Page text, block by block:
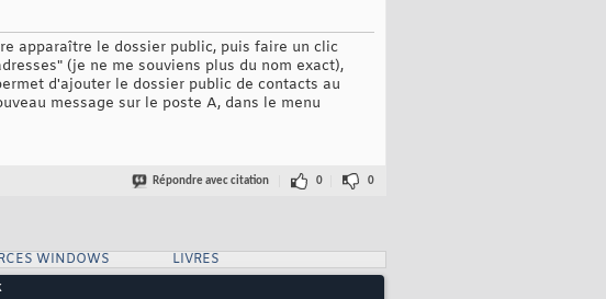
apparaître le dossier public, puis faire un clic
(je ne me souviens plus du nom exact),
d'ajouter le dossier public de contacts au
message sur le poste A, dans le menu
Répondre avec citation 0 0
WINDOWS
LIVRES